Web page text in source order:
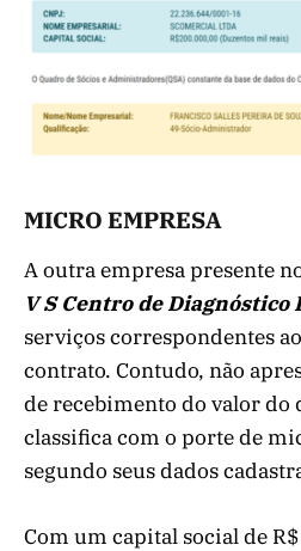
MICRO EMPRESA
A outra empresa presente
V S Centro de Diagnóstico
serviços correspondentes
contrato. Contudo, não
de recebimento do valor do
classifica com o porte de
segundo seus dados
Com um capital social de